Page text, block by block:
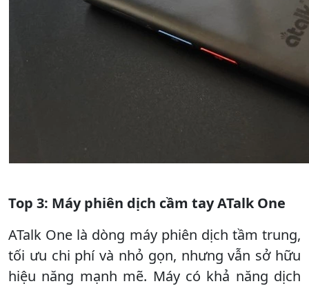
Top 3: Máy phiên dịch cầm tay ATalk One
ATalk One là dòng máy phiên dịch tầm trung,
tối ưu chi phí và nhỏ gọn, nhưng vẫn sở hữu
hiệu năng mạnh mẽ. Máy có khả năng dịch